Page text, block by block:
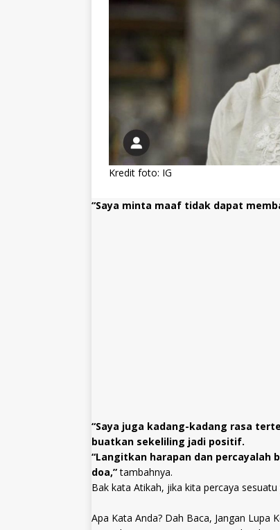
Kredit foto: IG
“Saya minta maaf tidak dapat
“Saya juga kadang-kadang rasa
buatkan sekeliling jadi positif.
“Langitkan harapan dan percayalah
doa,”tambahnya.
Bak kata Atikah, jika kita percaya
Apa Kata Anda? Dah Baca, Jangan Lupa